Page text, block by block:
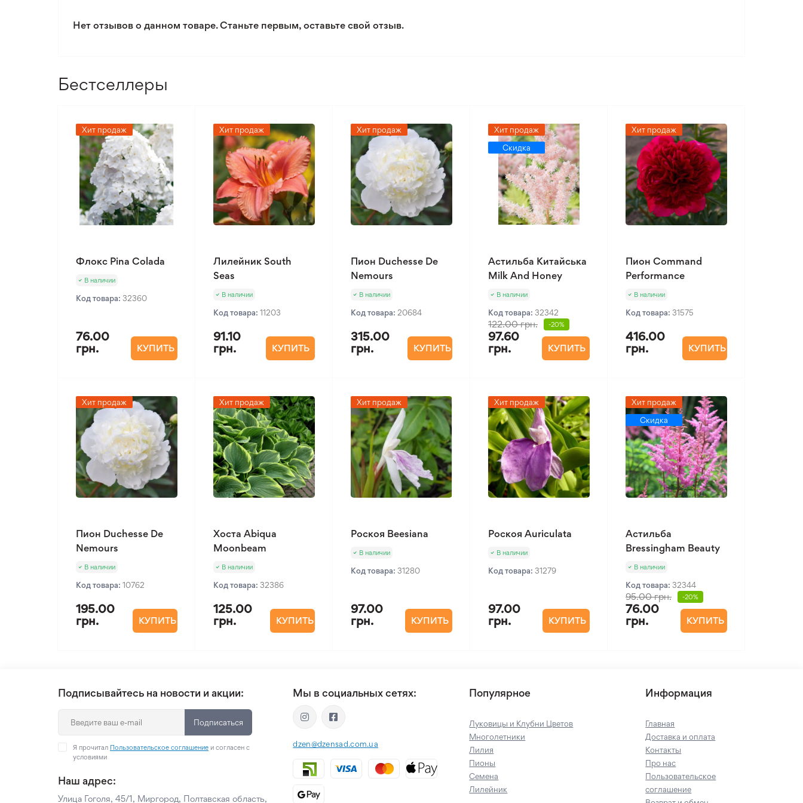
Нет отзывов о данном товаре. Станьте первым, оставьте свой отзыв.
Бестселлеры
Хит продаж
Флокс Pina Colada
В наличии
Код товара: 32360
76.00
грн.
КУПИТЬ
Хит продаж
Лилейник South
Seas
В наличии
Код товара: 11203
91.10
грн.
КУПИТЬ
Хит продаж
Пион Duchesse De
Nemours
В наличии
Код товара: 20684
315.00
грн.
КУПИТЬ
Хит продаж
Скидка
Астильба Китайська
Milk And Honey
В наличии
Код товара: 32342
122.00 грн. -20%
97.60
грн.
КУПИТЬ
Хит продаж
Пион Command
Performance
В наличии
Код товара: 31575
416.00
грн.
КУПИТЬ
Хит продаж
Пион Duchesse De
Nemours
В наличии
Код товара: 10762
195.00
грн.
КУПИТЬ
Хит продаж
Хоста Abiqua
Moonbeam
В наличии
Код товара: 32386
125.00
грн.
КУПИТЬ
Хит продаж
Роскоя Beesiana
В наличии
Код товара: 31280
97.00
грн.
КУПИТЬ
Хит продаж
Роскоя Auriculata
В наличии
Код товара: 31279
97.00
грн.
КУПИТЬ
Хит продаж
Скидка
Астильба
Bressingham Beauty
В наличии
Код товара: 32344
95.00 грн. -20%
76.00
грн.
КУПИТЬ
Подписывайтесь на новости и акции:
Подписаться
Я прочитал Пользовательское соглашение и согласен с
условиями
Наш адрес:
Улица Гоголя, 45/1, Миргород, Полтавская область,
Мы в социальных сетях:
dzen@dzensad.com.ua
Популярное
Луковицы и Клубни Цветов
Многолетники
Лилия
Пионы
Семена
Лилейник
Информация
Главная
Доставка и оплата
Контакты
Про нас
Пользовательское
соглашение